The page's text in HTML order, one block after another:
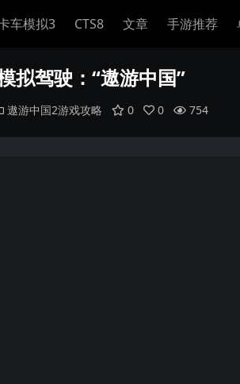
车模拟3 CTS8 文章 手游推荐
拟驾驶：“遨游中国”
遨游中国2游戏攻略 0 0 754